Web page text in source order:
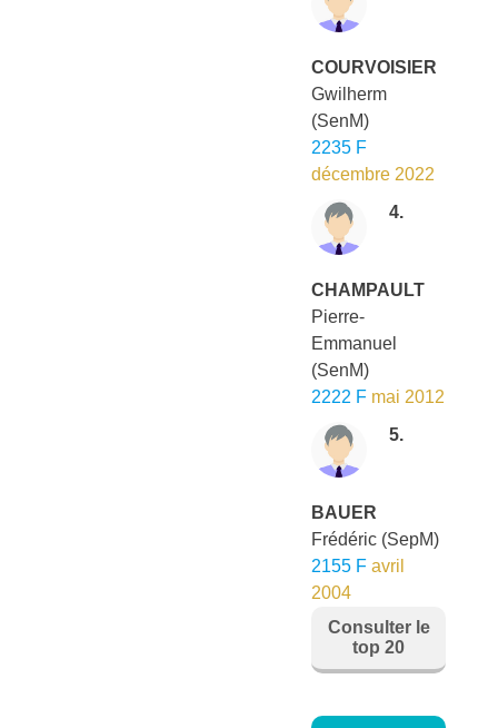
COURVOISIER
Gwilherm
(SenM)
2235 F
décembre 2022
4.
CHAMPAULT
Pierre-
Emmanuel
(SenM)
2222 F mai 2012
5.
BAUER
Frédéric (SepM)
2155 F avril
2004
Consulter le
top 20